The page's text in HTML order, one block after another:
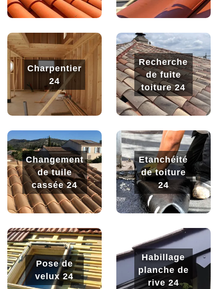
Charpentier
24
Recherche
de fuite
toiture 24
Changement
de tuile
cassée 24
Etanchéité
de toiture
24
Pose de
velux 24
Habillage
planche de
rive 24